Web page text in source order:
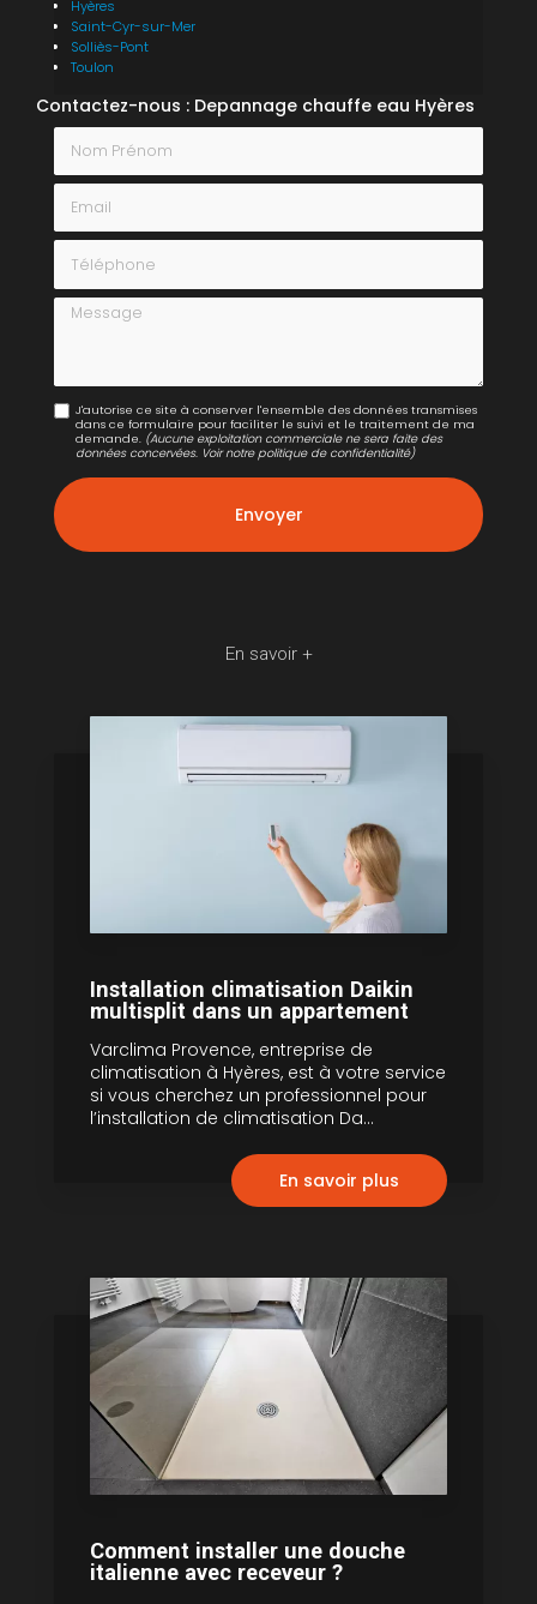
Hyères
Saint-Cyr-sur-Mer
Solliès-Pont
Toulon
Contactez-nous : Depannage chauffe eau Hyères
Nom Prénom
Email
Téléphone
Message
J'autorise ce site à conserver l'ensemble des données transmises
dans ce formulaire pour faciliter le suivi et le traitement de ma
demande. (Aucune exploitation commerciale ne sera faite des
données concervées. Voir notrepolitique de confidentialité)
En savoir +
Installation climatisation Daikin
multisplit dans un appartement
Varclima Provence, entreprise de
climatisation à Hyères, est à votre service
si vous cherchez un professionnel pour
l’installation de climatisation Da...
En savoir plus
Comment installer une douche
italienne avec receveur ?